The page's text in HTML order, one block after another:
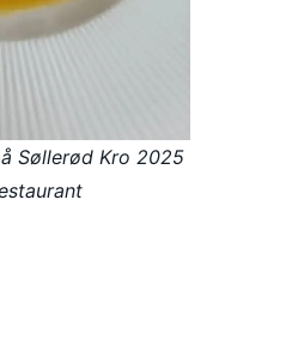
Søllerød Kro 2025